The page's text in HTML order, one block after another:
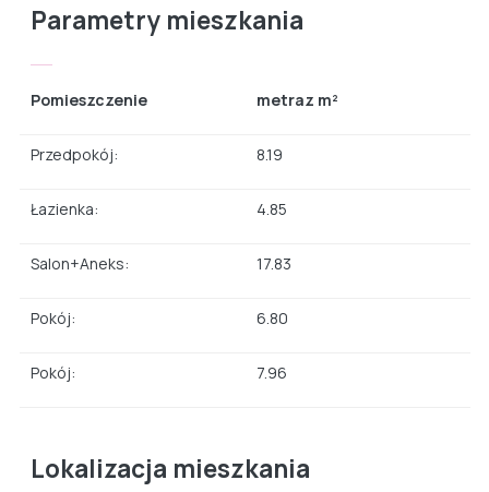
Parametry mieszkania
Pomieszczenie metraz m²
Przedpokój: 8.19
Łazienka: 4.85
Salon+Aneks: 17.83
Pokój: 6.80
Pokój: 7.96
Lokalizacja mieszkania